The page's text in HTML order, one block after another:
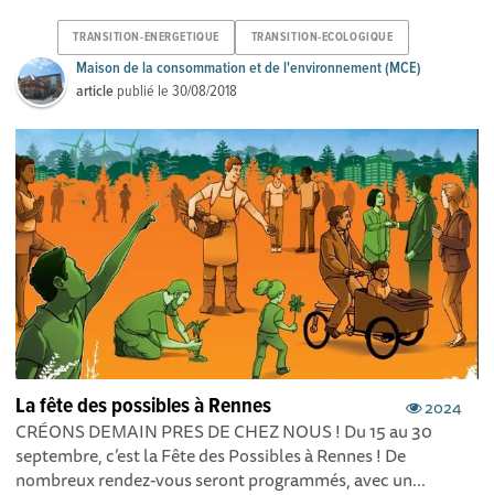
TRANSITION-ENERGETIQUE TRANSITION-ECOLOGIQUE
Maison de la consommation et de l'environnement (MCE)
article publié le30/08/2018
2024
La fête des possibles à Rennes
CRÉONS DEMAIN PRES DE CHEZ NOUS ! Du 15 au 30
septembre, c’est la Fête des Possibles à Rennes ! De
nombreux rendez-vous seront programmés, avec un...